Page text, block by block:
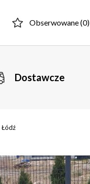
Obserwowane (0)
Dostawcze
Łódź